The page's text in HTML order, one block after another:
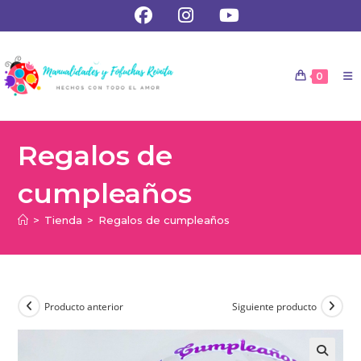
0
Regalos de
cumpleaños
> Tienda > Regalos de cumpleaños
Producto anterior Siguiente producto